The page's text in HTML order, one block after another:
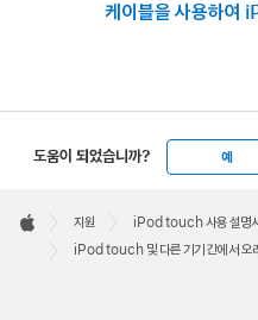
케이블을 사용하여
도움이 되었습니까? 예
Footer

Apple
지원
iPod touch 사용 설명
iPod touch 및 다른 기기 간에서 오